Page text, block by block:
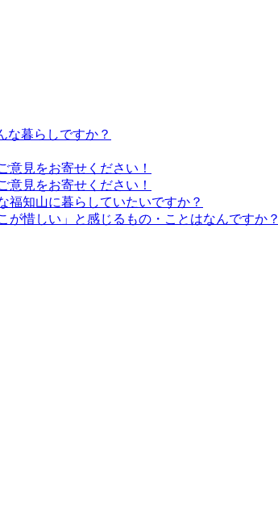
な暮らしですか？
意見をお寄せください！
意見をお寄せください！
福知山に暮らしていたいですか？
が惜しい」と感じるもの・ことはなんですか？